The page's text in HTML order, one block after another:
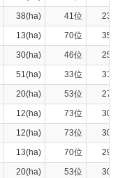
38(ha) 41位
13(ha) 70位
30(ha) 46位
51(ha) 33位
20(ha) 53位
12(ha) 73位
12(ha) 73位
13(ha) 70位
20(ha) 53位